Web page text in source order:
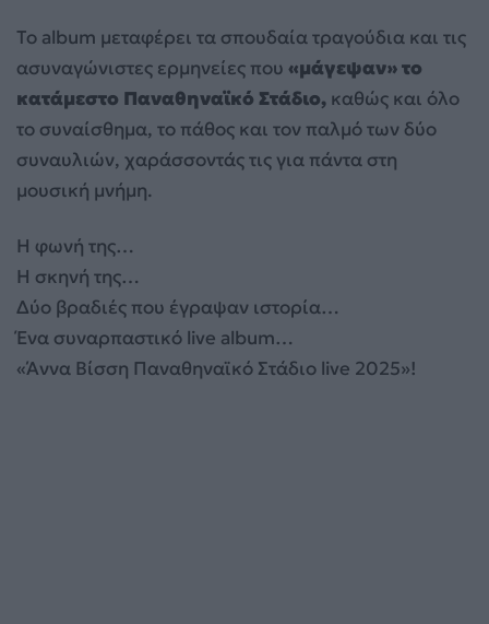
Το album μεταφέρει τα σπουδαία τραγούδια και τις
ασυναγώνιστες ερμηνείες που «μάγεψαν» το
κατάμεστο Παναθηναϊκό Στάδιο, καθώς και όλο
το συναίσθημα, το πάθος και τον παλμό των δύο
συναυλιών, χαράσσοντάς τις για πάντα στη
μουσική μνήμη.
Η φωνή της…
Η σκηνή της…
Δύο βραδιές που έγραψαν ιστορία…
Ένα συναρπαστικό live album…
«Άννα Βίσση Παναθηναϊκό Στάδιο live 2025»!